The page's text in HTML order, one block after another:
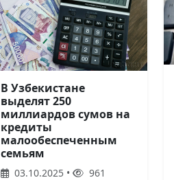
В Узбекистане
выделят 250
миллиардов сумов на
кредиты
малообеспеченным
семьям
03.10.2025 • 961